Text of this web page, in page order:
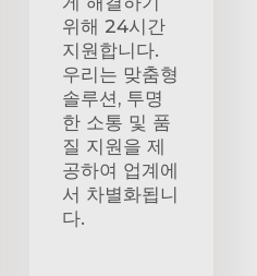
위해 24시간
지원합니다.
우리는 맞춤형
솔루션, 투명
한 소통 및 품
질 지원을 제
공하여 업계에
서 차별화됩니
다.